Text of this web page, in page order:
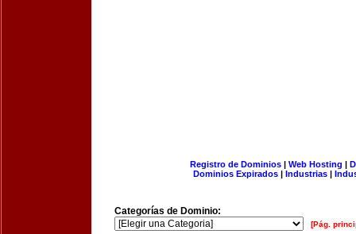
Registro de Dominios| Web Hosting |
Dominios Expirados | Industrias |
Categorías de Dominio:
[Pág.